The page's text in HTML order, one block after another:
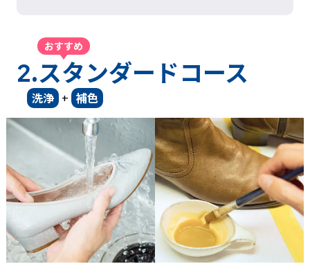
おすすめ
2.スタンダードコース
洗浄 + 補色